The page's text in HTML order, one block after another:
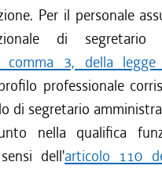
Per il personale
di
comma 3, della legge
professionale
di segretario
nella qualifica
dell'articolo 110